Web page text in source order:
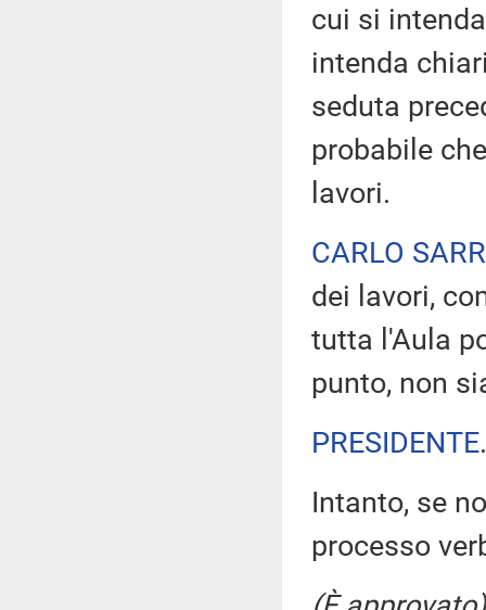
cui si
intenda
seduta
probabile
lavori.
CARLO
dei lavori,
tutta l'Aula
punto, non
PRESIDENTE
Intanto, se
processo